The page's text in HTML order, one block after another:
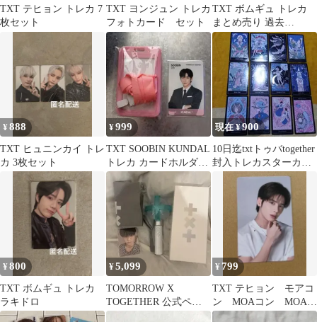
TXT テヒョン トレカ 7
枚セット
TXT ヨンジュン トレカ
フォトカード セット
TXT ボムギュ トレカ
まとめ売り 過去
TOGETHER thorn
¥888
TXT ヒュニンカイ トレ
カ 3枚セット
¥999
TXT SOOBIN KUNDAL
トレカ カードホルダー
セット
現在 ¥900
10日迄txtトゥバtogether
封入トレカスターカー
ド星カードタロットカ
¥800
TXT ボムギュ トレカ
ラキドロ
¥5,099
TOMORROW X
TOGETHER 公式ペン
ライト Ver.2
¥ 799
TXT テヒョン モアコ
ン MOAコン MOA
con ラントレ トレカ